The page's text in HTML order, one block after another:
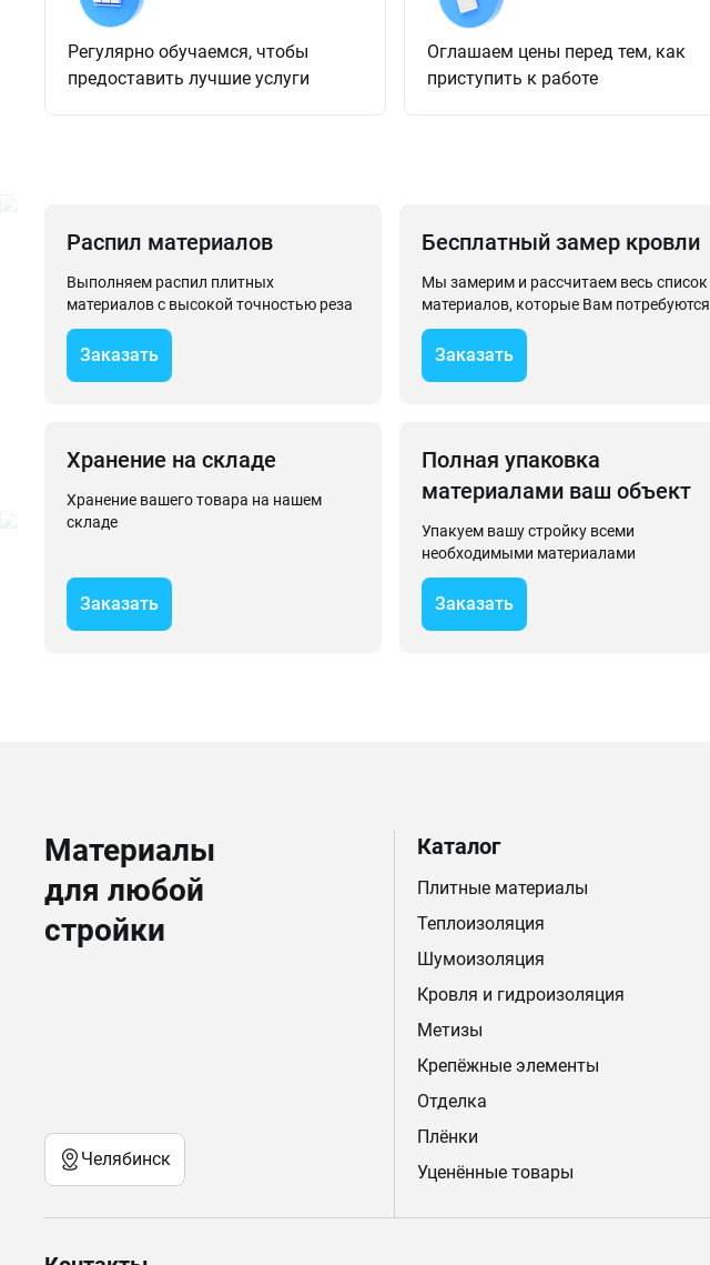
Регулярно обучаемся, чтобы
предоставить лучшие услуги
Оглашаем цены перед тем, как
приступить к работе
Распил материалов
Выполняем распил плитных
материалов с высокой точностью реза
Заказать
Бесплатный замер кровли
Мы замерим и рассчитаем весь список
материалов, которые Вам потребуются
Заказать
Хранение на складе
Хранение вашего товара на нашем
складе
Заказать
Полная упаковка
материалами ваш объект
Упакуем вашу стройку всеми
необходимыми материалами
Заказать
Материалы
для любой
стройки
Челябинск
Каталог
Плитные материалы
Теплоизоляция
Шумоизоляция
Кровля и гидроизоляция
Метизы
Крепёжные элементы
Отделка
Плёнки
Уценённые товары